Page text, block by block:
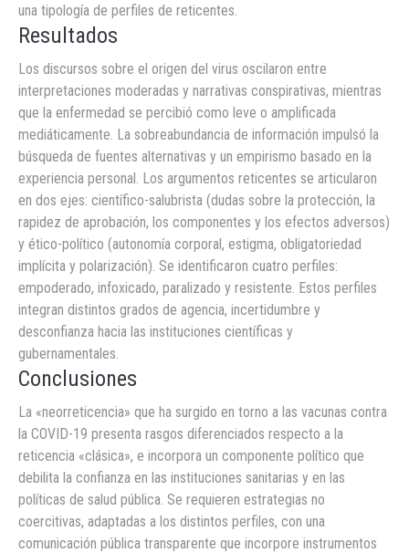
una tipología de perfiles de reticentes.
Resultados
Los discursos sobre el origen del virus oscilaron entre
interpretaciones moderadas y narrativas conspirativas, mientras
que la enfermedad se percibió como leve o amplificada
mediáticamente. La sobreabundancia de información impulsó la
búsqueda de fuentes alternativas y un empirismo basado en la
experiencia personal. Los argumentos reticentes se articularon
en dos ejes: científico-salubrista (dudas sobre la protección, la
rapidez de aprobación, los componentes y los efectos adversos)
y ético-político (autonomía corporal, estigma, obligatoriedad
implícita y polarización). Se identificaron cuatro perfiles:
empoderado, infoxicado, paralizado y resistente. Estos perfiles
integran distintos grados de agencia, incertidumbre y
desconfianza hacia las instituciones científicas y
gubernamentales.
Conclusiones
La «neorreticencia» que ha surgido en torno a las vacunas contra
la COVID-19 presenta rasgos diferenciados respecto a la
reticencia «clásica», e incorpora un componente político que
debilita la confianza en las instituciones sanitarias y en las
políticas de salud pública. Se requieren estrategias no
coercitivas, adaptadas a los distintos perfiles, con una
comunicación pública transparente que incorpore instrumentos